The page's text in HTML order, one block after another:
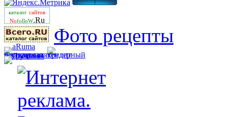
каталог сайтов
NofolloW.Ru
Фото рецепты